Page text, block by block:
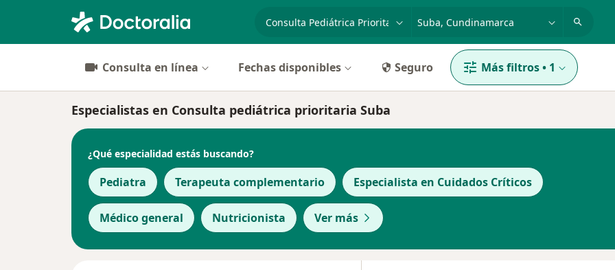
especialidad, enfermedad o nombre
Consulta en línea Fechas disponibles Seguro Más filtros• 1
Especialistas en Consulta pediátrica prioritaria Suba
¿Qué especialidad estás buscando?
Pediatra Terapeuta complementario Especialista en Cuidados Críticos
Médico general Nutricionista Ver más